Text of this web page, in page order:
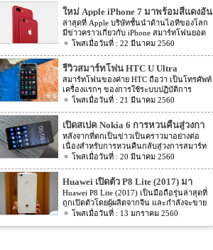
นี้เราจะมารีวิวให้ท่านได้รู้จักกับ Nubia M2
ที่มีจุดขายตรงกล้องหน้าที่มาเป็นคู่ นอกจาก
กล้องหน้าที่มาเป็นคู่แล้วยังมีส่วนอื่นๆ ที่น่า
สนใจอีก Nubia M2 ใช้กล้องหน้าแบบคู่ที่มี
ความละเอียดสูงถึง 13MP มีรูรับแสง f 2.2
กล้องหน้าสำหรับการเซลฟี่มีความละเอียด
16MP พร้อมกับรูรับแสง f/2.0 กล้องหน้า
สามารถจับภาพได้กว้างถึง 80 องศา นั้นจะ
ทำให้การถ่ายรูปเซลฟี่ได้กว้างมากยิ่งขึ้น
หน้าจอเป็นแบบ AMOLED มีความละเอียดสูง
ถึง 1080p ขนาด 5.5 นิ้ว ระบบประมวลผล
การทำงานจะเป็นชิปเซ็ต Snapdragon 625
เป็นชิปประมวลผลของ Qualcomm ใช้ RAM
4GB หน่วยความจำมีให้เลือกอยู่ 2 ขนาด คือ
[…]
ใหม่ Apple iPhone 7 มาพร้อมสีแดงอัน
ร้อนแรง
ล่าสุดที่ Apple บริษัทชั้นนำด้านไอทีของโลก
มีข่าวคราวเกี่ยวกับ iPhone สมาร์ทโฟนยอด
ฮิตในประเทศไทยและทั่วโลก และในช่วงที่
อาจจะพลาดโอกาสได้สัมผัสเทคโนโลยีอัน
ทันสมัยในคราวนั้น แต่ก็ถือว่า เป็นความโชค
ดีที่คุณกำลังจะได้สัมผัสกับ iPhone 7 ที่มา
พร้อมการออกแบบสีของบอดี้ด้วยสีแดงอัน
ร้อนแรง เร้าใจแบบสุดๆ ทำให้สาวกของ
Apple กระเป๋าสั่นกันเลยทีเดียว การออกแบบ
iPhone 7 สีแดง ได้แรงบันดาลใจมาจากการ
กุศลของ iGadget ซึ่งปกติแล้ว การปรับแต่ง
Apple จะให้บริษัทข้างนอกช่วยในการปรับ
แต่งให้ แต่บอดี้นี้สีนี้ Apple ลงแรงปรับแต่งเอง
สีแดงอันร้อนแรง Apple จะจับความร้อนแรง
ลงไปใน iPhone 7 และ iPhone 7 Plus ทาง
บริษัท Apple ได้กำหนดวันจำหน่ายในวันศุกร์
ที่ 24 มีนาคม 2560 ที่จะถึงนี้ เวลาในการเปิด
ขายเป็นเวลาช่วงเช้าประมาณ 8.01 น. (เป็น
เวลาในฝั่งประเทศแถบแปซิฟิก) การเปิดตัว
22 มีนาคม 2560
รีวิวสมาร์ทโฟน HTC U Ultra
สมาร์ทโฟนของค่าย HTC ถือว่า เป็นโทรศัพท์
เครื่องแรกๆ ของการใช้ระบบปฏิบัติการ
Android หลายคนน่าจะจำได้ ในช่วงนั้นมี
Bird ที่ฮิตกันทั่วบ้านทั่วเมือง สมาร์ทโฟนหนึ่ง
ในที่สามารถเล่นเกมส์ Angry Bird นี้ได้ ก็คือ
สมาร์ทโฟนจากค่าย HTC หลังจากนั้น HTC
ก็ได้มีการพัฒนาสมาร์ทโฟนขึ้นมาอีก
มากมาย ล่าสุดได้เตรียมปล่อยรุ่นใหม่ อย่าง
HTC U Ultra HTC U Ultra มาพร้อมกับหน้า
จอ Super LCD5 มีขนาด 5.7 นิ้ว หน้าจอเป็น
แบบ Gorilla Glass 5 ซึ่งเป็นหน้าจอใหม่ที่
สามารถป้องกันรอยขีดข่วนได้ ความละเอียด
ของภาพสูงถึง 1,040 X 2,560 พิกเซล
(513ppi) ใช้ชิปประมวลผล Snapdragon 820
ที่มีความเร็วให้เลือกถึง 2 แบบ คือ 2.15GHz
21 มีนาคม 2560
เปิดสเปค Nokia 6 การหวนคืนสู่วงกา
รสมาร์ทโฟน
หลังจากที่ตกเป็นข่าวเป็นคราวมาอย่างต่อ
เนื่องสำหรับการหวนคืนกลับสู่วงการสมาร์ท
โฟน อย่างสมาร์ทโฟนในแบรนด์ Nokia ครั้ง
เอาสมาร์ทโฟนรุ่นนี้ไปทดสอบในห้องปฏิบัติ
การ Nokia 6 เปิดตัวรุ่นแรกภายใต้ชื่อรุ่น TA-
1000 ซึ่งจะมีความน่าสนใจทั้งในเรื่องของ
ซอฟต์แวร์และวัสดุอุปกรณ์ที่นำมาผลิตต่างๆ
Nokia 6 ไม่ได้เป็นสมาร์ทโฟนระดับสูง แต่จะ
เป็นสมาร์ทโฟนราคากลางๆ ที่เตรียมตัวจะมา
20 มีนาคม 2560
Huawei เปิดตัว P8 Lite (2017) มา
พร้อมหน้าจอ 1080p ชิพเซ็ท Kirin
655
Huawei P8 Lite (2017) เป็นมือถือรุ่นล่าสุดที่
ถูกเปิดตัวโดยผู้ผลิตจากจีน และกำลังจะขาย
ในตลาดยุโรปบางประเทศในเร็วๆ นี้ แต่การ
13 มกราคม 2560